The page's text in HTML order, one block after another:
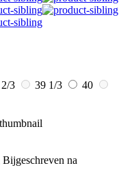
3 39 1/3
40
Bijgeschreven na